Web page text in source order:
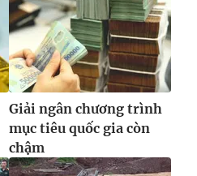
Giải ngân chương trình
mục tiêu quốc gia còn
chậm